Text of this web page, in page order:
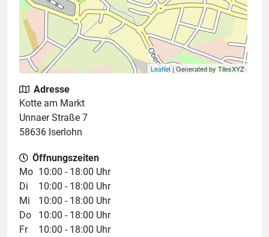
Leaflet| Generated by TilesXYZ
Adresse
Kotte am Markt
Unnaer Straße 7
58636 Iserlohn
Öffnungszeiten
Mo 10:00 - 18:00 Uhr
Di
10:00 - 18:00 Uhr
Mi
10:00 - 18:00 Uhr
Do
10:00 - 18:00 Uhr
Fr
10:00 - 18:00 Uhr